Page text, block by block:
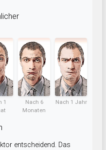
1
Nach 6
Monaten
Nach 1 Jahr
entscheidend. Das